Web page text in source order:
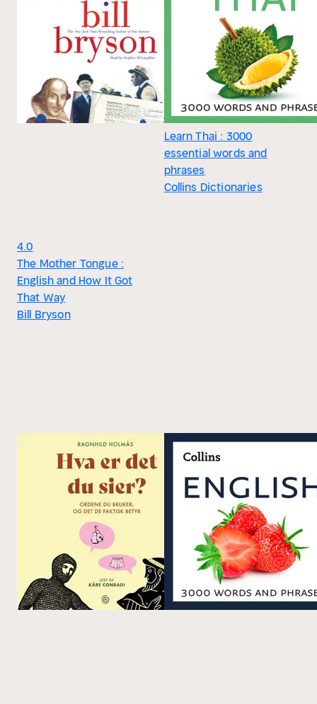
4.0
The Mother Tongue :
English and How It Got
That Way
Bill Bryson
Learn Thai : 3000
essential words and
phrases
Collins Dictionaries